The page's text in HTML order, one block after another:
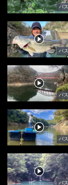
バス
バス
バス
バス
バス